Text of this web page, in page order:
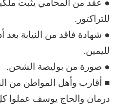
● عقد من المحامي يثبت
للتراكتور.
● شهادة فاقد من النيابة بعد
لليمين.
● صورة من بوليصة الشحن.
■ أقارب وأهل المواطن من
درمان والحاج يوسف عملوا كل